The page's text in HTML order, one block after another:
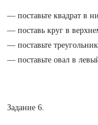
— поставьте квадрат в
— поставь круг в
— поставьте
— поставьте овал в
Задание 6.